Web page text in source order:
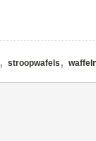
, stroopwafels ,